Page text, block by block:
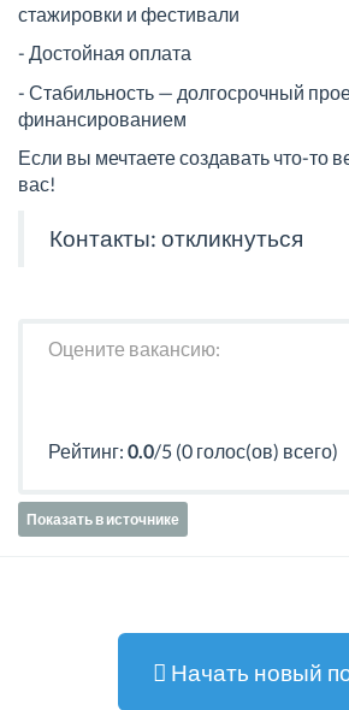
стажировки и фестивали
- Достойная оплата
- Стабильность — долгосрочный
финансированием
Если вы мечтаете создавать что-то
вас!
Контакты: откликнуться
Оцените вакансию:
Рейтинг: 0.0/5 (0 голос(ов) всего)
Показать в источнике
Начать новый